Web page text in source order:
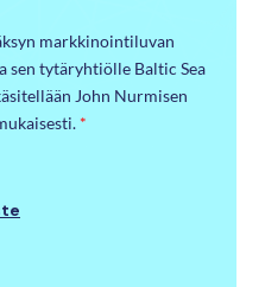
markkinointiluvan
sen tytäryhtiölle Baltic Sea
John Nurmisen
*